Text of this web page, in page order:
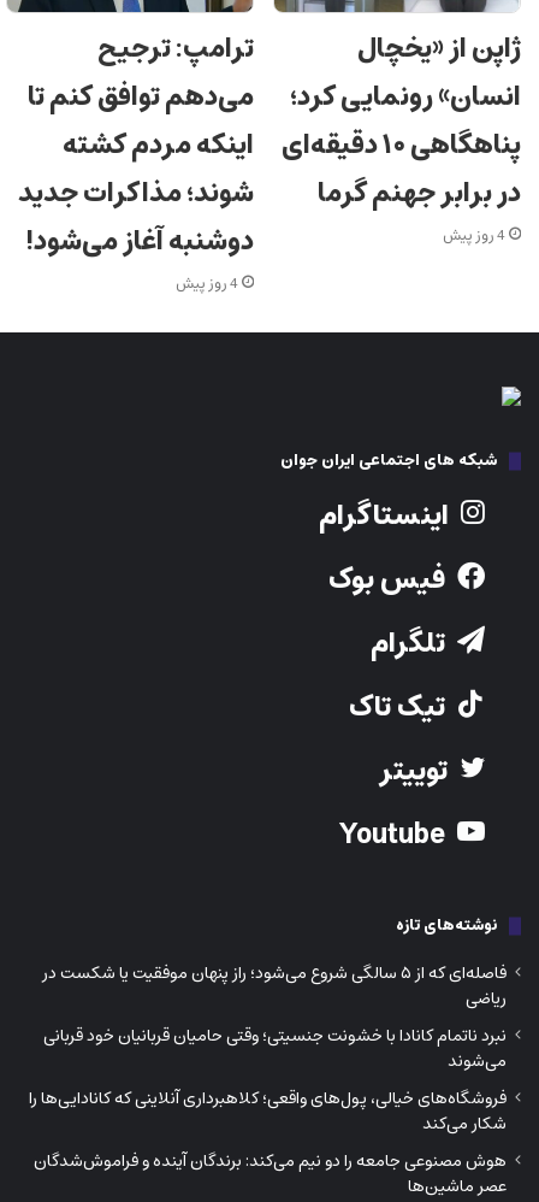
ژاپن از «یخچال
انسان» رونمایی کرد؛
پناهگاهی ۱۰ دقیقه‌ای
در برابر جهنم گرما
4 روز پیش
ترامپ: ترجیح
می‌دهم توافق کنم تا
اینکه مردم کشته
شوند؛ مذاکرات جدید
دوشنبه آغاز می‌شود!
4 روز پیش
شبکه های اجتماعی ایران جوان
اینستاگرام
فیس بوک
تلگرام
تیک تاک
توییتر
نوشته‌های تازه
فاصله‌ای که از ۵ سالگی شروع می‌شود؛ راز پنهان موفقیت یا شکست در
ریاضی
نبرد ناتمام کانادا با خشونت جنسیتی؛ وقتی حامیان قربانیان خود قربانی
می‌شوند
فروشگاه‌های خیالی، پول‌های واقعی؛ کلاهبرداری آنلاینی که کانادایی‌ها را
شکار می‌کند
هوش مصنوعی جامعه را دو نیم می‌کند: برندگان آینده و فراموش‌شدگان
عصر ماشین‌ها